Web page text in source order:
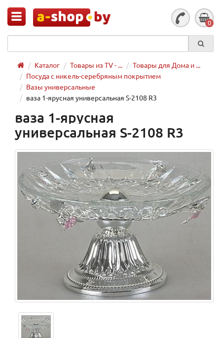
0
Каталог Товары из TV - ...
Товары для Дома и ...
Посуда с никель-серебряным покрытием
Вазы универсальные
ваза 1-ярусная универсальная S-2108 R3
ваза 1-ярусная
универсальная S-2108 R3